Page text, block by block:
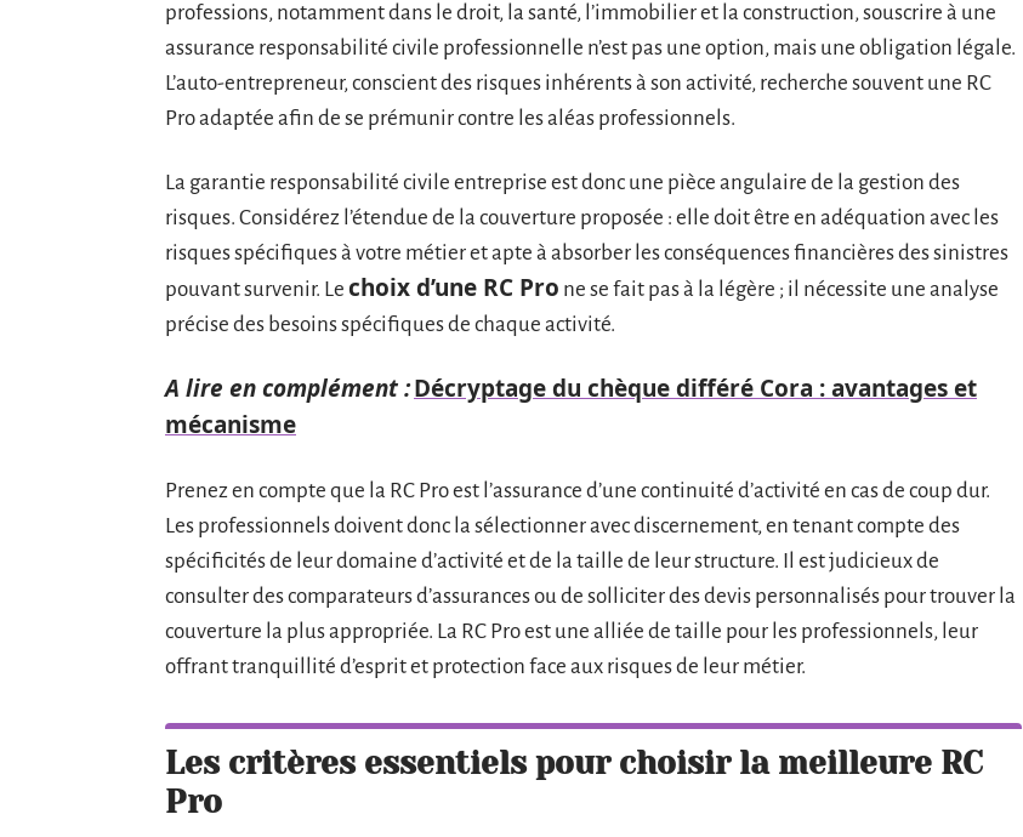
professions, notamment dans le droit, la santé, l’immobilier et la construction, souscrire à une
assurance responsabilité civile professionnelle n’est pas une option, mais une obligation légale.
L’auto-entrepreneur, conscient des risques inhérents à son activité, recherche souvent une RC
Pro adaptée afin de se prémunir contre les aléas professionnels.
La garantie responsabilité civile entreprise est donc une pièce angulaire de la gestion des
risques. Considérez l’étendue de la couverture proposée : elle doit être en adéquation avec les
risques spécifiques à votre métier et apte à absorber les conséquences financières des sinistres
pouvant survenir. Le choix d’une RC Pro ne se fait pas à la légère ; il nécessite une analyse
précise des besoins spécifiques de chaque activité.
A lire en complément :Décryptage du chèque différé Cora : avantages et
mécanisme
Prenez en compte que la RC Pro est l’assurance d’une continuité d’activité en cas de coup dur.
Les professionnels doivent donc la sélectionner avec discernement, en tenant compte des
spécificités de leur domaine d’activité et de la taille de leur structure. Il est judicieux de
consulter des comparateurs d’assurances ou de solliciter des devis personnalisés pour trouver la
couverture la plus appropriée. La RC Pro est une alliée de taille pour les professionnels, leur
offrant tranquillité d’esprit et protection face aux risques de leur métier.
Les critères essentiels pour choisir la meilleure RC
Pro